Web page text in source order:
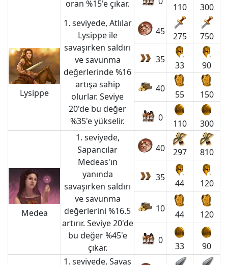
oran %15'e çıkar. 110 300
Lysippe
1. seviyede, Atlılar
Lysippe ile
savaşırken saldırı
ve savunma
değerlerinde %16
artışa sahip
olurlar. Seviye
20'de bu değer
%35'e yükselir.
45 275 750
35
33 90
40
55 150
0
110 300
Medea
1. seviyede,
Sapancılar
Medeas'ın
yanında
savaşırken saldırı
ve savunma
değerlerini %16.5
artırır. Seviye 20'de
bu değer %45'e
çıkar.
40 297 810
35
44 120
10
44 120
0
33 90
1. seviyede, Savaş